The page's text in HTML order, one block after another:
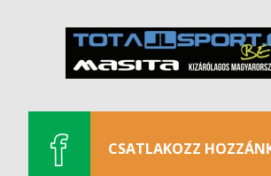
CSATLAKOZZ